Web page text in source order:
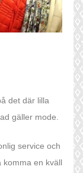
det där lilla
gäller mode.
service och
komma en kväll